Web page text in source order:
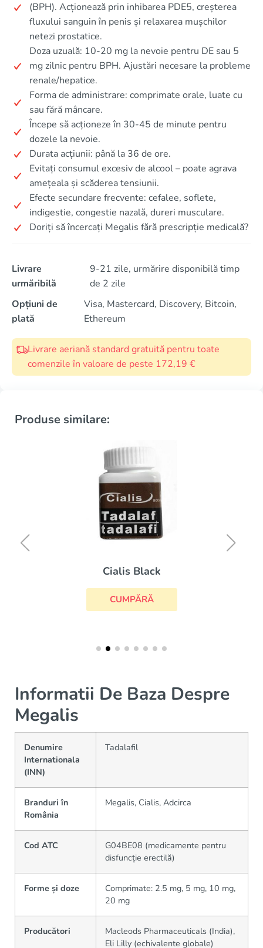
(BPH). Acționează prin inhibarea PDE5, creșterea
fluxului sanguin în penis și relaxarea mușchilor
netezi prostatice.
Doza uzuală: 10-20 mg la nevoie pentru DE sau 5
mg zilnic pentru BPH. Ajustări necesare la probleme
renale/hepatice.
Forma de administrare: comprimate orale, luate cu
sau fără mâncare.
Începe să acționeze în 30-45 de minute pentru
dozele la nevoie.
Durata acțiunii: până la 36 de ore.
Evitați consumul excesiv de alcool – poate agrava
amețeala și scăderea tensiunii.
Efecte secundare frecvente: cefalee, soflete,
indigestie, congestie nazală, dureri musculare.
Doriți să încercați Megalis fără prescripție medicală?
Livrare
urmăribilă
9-21 zile, urmărire disponibilă timp
de 2 zile
Opțiuni de
plată
Visa, Mastercard, Discovery, Bitcoin,
Ethereum
Livrare aeriană standard gratuită pentru toate
comenzile în valoare de peste 172,19 €
Produse similare:
Cialis Black
CUMPĂRĂ
Informatii De Baza Despre
Megalis
Denumire
Internationala
(INN)
Tadalafil
Branduri în
România
Megalis, Cialis, Adcirca
Cod ATC
G04BE08 (medicamente pentru
disfuncție erectilă)
Forme și doze
Comprimate: 2.5 mg, 5 mg, 10 mg,
20 mg
Producători
Macleods Pharmaceuticals (India),
Eli Lilly (echivalente globale)